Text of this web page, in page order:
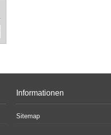
Informationen
Sitemap